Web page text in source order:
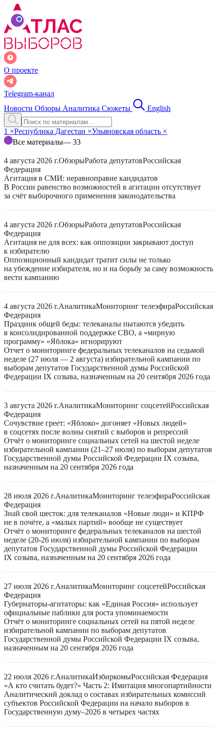
О проекте
Telegram-канал
Новости Обзоры Аналитика Сюжеты English
1 ×Республика Дагестан ×Ульяновская область ×
Все материалы— 33
4 августа 2026 г.ОбзорыРабота депутатовРоссийская
Федерация
Агитация в СМИ: неравноправие кандидатов
В России равенство возможностей в агитации отсутствует
за счёт выборочного применения законодательства
4 августа 2026 г.ОбзорыРабота депутатовРоссийская
Федерация
Агитация не для всех: как оппозиции закрывают доступ
к избирателю
Оппозиционный кандидат тратит силы не только
на убеждение избирателя, но и на борьбу за саму возможность
вести кампанию
4 августа 2026 г.АналитикаМониторинг телеэфираРоссийская
Федерация
Праздник общей беды: телеканалы пытаются убедить
в консолидированной поддержке СВО, а «мирную
программу» «Яблока» игнорируют
Отчет о мониторинге федеральных телеканалов на седьмой
неделе (27 июля — 2 августа) избирательной кампании по
выборам депутатов Государственной думы Российской
Федерации IX созыва, назначенным на 20 сентября 2026 года
3 августа 2026 г.АналитикаМониторинг соцсетейРоссийская
Федерация
Сочувствие греет: «Яблоко» догоняет «Новых людей»
в соцсетях после волны снятий с выборов и репрессий
Отчёт о мониторинге социальных сетей на шестой неделе
избирательной кампании (21–27 июля) по выборам депутатов
Государственной думы Российской Федерации IX созыва,
назначенным на 20 сентября 2026 года
28 июля 2026 г.АналитикаМониторинг телеэфираРоссийская
Федерация
Знай свой шесток: для телеканалов «Новые люди» и КПРФ
не в почёте, а «малых партий» вообще не существует
Отчёт о мониторинге федеральных телеканалов на шестой
неделе (20-26 июля) избирательной кампании по выборам
депутатов Государственной думы Российской Федерации
IX созыва, назначенным на 20 сентября 2026 года
27 июля 2026 г.АналитикаМониторинг соцсетейРоссийская
Федерация
Губернаторы-агитаторы: как «Единая Россия» использует
официальные паблики для роста упоминаемости
Отчёт о мониторинге социальных сетей на пятой неделе
избирательной кампании по выборам депутатов
Государственной думы Российской Федерации IX созыва,
назначенным на 20 сентября 2026 года
22 июля 2026 г.АналитикаИзбиркомыРоссийская Федерация
«А кто считать будет?» Часть 2: Имитация многопартийности
Аналитический доклад о составах избирательных комиссий
субъектов Российской Федерации на начало выборов в
Государственную думу–2026 в четырех частях